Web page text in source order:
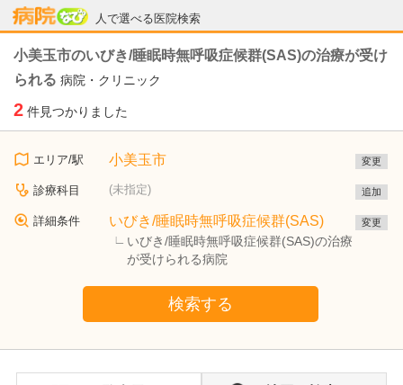
人で選べる医院検索
病院なび
小美玉市のいびき/睡眠時無呼吸症候群(SAS)の治療が受け
られる 病院・クリニック
2 件見つかりました
エリア/駅 小美玉市 変更
診療科目 (未指定) 追加
詳細条件 いびき/睡眠時無呼吸症候群(SAS)
いびき/睡眠時無呼吸症候群(SAS)の治療
が受けられる病院
変更
検索する